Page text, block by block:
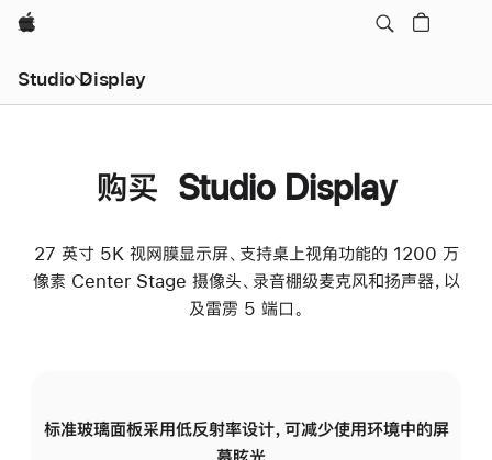
Apple
Studio Display
购买 Studio Display
27 英寸 5K 视网膜显示屏、支持桌上视角功能的 1200 万
像素 Center Stage 摄像头、录音棚级麦克风和扬声器，以
及雷雳 5 端口。
标准玻璃面板采用低反射率设计，可减少使用环境中的屏
幕眩光。